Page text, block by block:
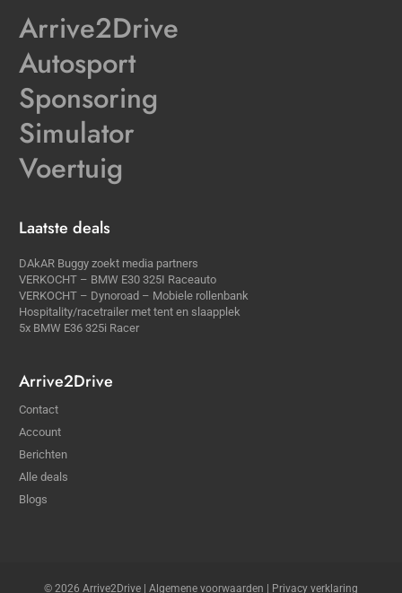
Arrive2Drive
Autosport
Sponsoring
Simulator
Voertuig
Laatste deals
DAkAR Buggy zoekt media partners
VERKOCHT – BMW E30 325I Raceauto
VERKOCHT – Dynoroad – Mobiele rollenbank
Hospitality/racetrailer met tent en slaapplek
5x BMW E36 325i Racer
Arrive2Drive
Contact
Account
Berichten
Alle deals
Blogs
© 2026 Arrive2Drive | Algemene voorwaarden Privacy verklaring